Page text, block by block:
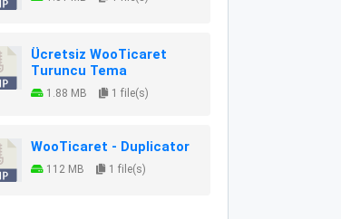
Ücretsiz WooTicaret
Turuncu Tema
1.88 MB 1 file(s)
WooTicaret - Duplicator
112 MB 1 file(s)